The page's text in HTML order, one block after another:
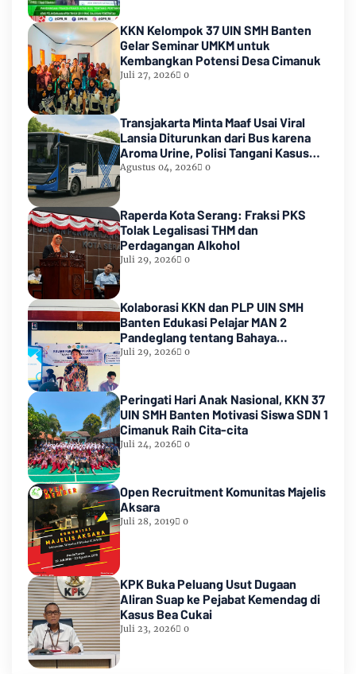
KKN Kelompok 37 UIN SMH Banten
Gelar Seminar UMKM untuk
Kembangkan Potensi Desa Cimanuk
Juli 27, 2026 0
Transjakarta Minta Maaf Usai Viral
Lansia Diturunkan dari Bus karena
Aroma Urine, Polisi Tangani Kasus
Lansia Korban Penyekapan
Agustus 04, 2026 0
Raperda Kota Serang: Fraksi PKS
Tolak Legalisasi THM dan
Perdagangan Alkohol
Juli 29, 2026 0
Kolaborasi KKN dan PLP UIN SMH
Banten Edukasi Pelajar MAN 2
Pandeglang tentang Bahaya
Pernikahan Dini
Juli 29, 2026 0
Peringati Hari Anak Nasional, KKN 37
UIN SMH Banten Motivasi Siswa SDN 1
Cimanuk Raih Cita-cita
Juli 24, 2026 0
Open Recruitment Komunitas Majelis
Aksara
Juli 28, 2019 0
KPK Buka Peluang Usut Dugaan
Aliran Suap ke Pejabat Kemendag di
Kasus Bea Cukai
Juli 23, 2026 0